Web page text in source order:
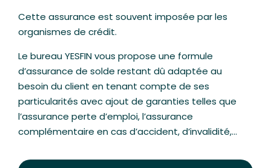
Cette assurance est souvent imposée par les
organismes de crédit.
Le bureau YESFIN vous propose une formule
d’assurance de solde restant dû adaptée au
besoin du client en tenant compte de ses
particularités avec ajout de garanties telles que
l’assurance perte d’emploi, l’assurance
complémentaire en cas d’accident, d’invalidité,…